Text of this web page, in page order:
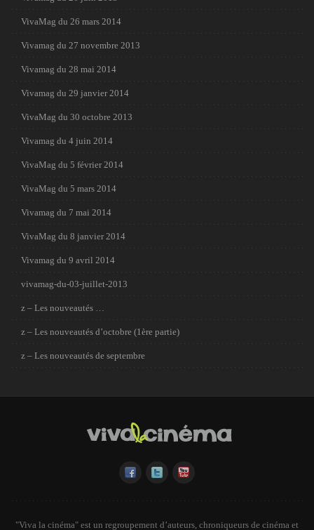
VivaMag du 26 mars 2014
Vivamag du 27 novembre 2013
Vivamag du 28 mai 2014
Vivamag du 29 janvier 2014
VivaMag du 30 octobre 2013
Vivamag du 4 juin 2014
VivaMag du 5 février 2014
VivaMag du 5 mars 2014
Vivamag du 7 mai 2014
VivaMag du 8 janvier 2014
Vivamag du 9 avril 2014
vivamag-du-03-juillet-2013
z – Les nouveautés …
z – Les nouveautés d’octobre (1ère partie)
z – Les nouveautés de septembre
"Viva la cinéma" est un regroupement d’auteurs, chroniqueurs de cinéma et